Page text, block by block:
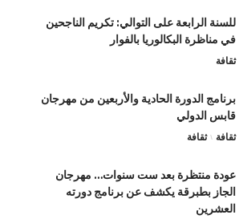
للسنة الرابعة على التوالي: تكريم الناجحين
في مناظرة البكالوريا بالفوار
ثقافة
برنامج الدورة الحادية والأربعين من مهرجان
قابس الدولي
ثقافة ثقافة
عودة منتظرة بعد ست سنوات… مهرجان
الجاز بطبرقة يكشف عن برنامج دورته
العشرين